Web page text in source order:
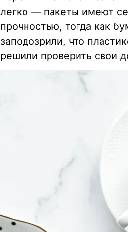
легко — пакеты имеют
прочностью, тогда как
заподозрили, что
решили проверить свои